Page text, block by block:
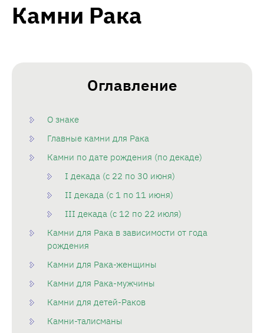
Камни Рака
Оглавление
О знаке
Главные камни для Рака
Камни по дате рождения (по декаде)
I декада (с 22 по 30 июня)
II декада (с 1 по 11 июня)
III декада (с 12 по 22 июля)
Камни для Рака в зависимости от года
рождения
Камни для Рака-женщины
Камни для Рака-мужчины
Камни для детей-Раков
Камни-талисманы